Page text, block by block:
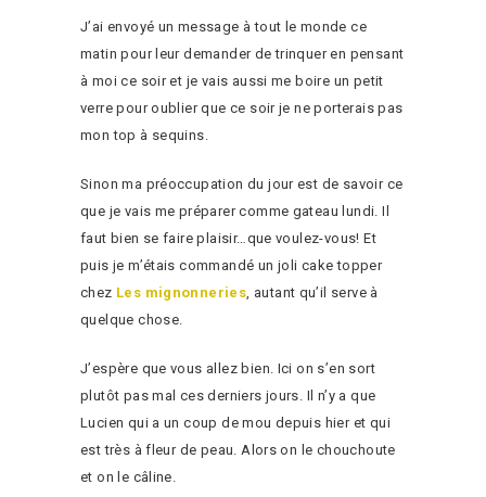
J’ai envoyé un message à tout le monde ce
matin pour leur demander de trinquer en pensant
à moi ce soir et je vais aussi me boire un petit
verre pour oublier que ce soir je ne porterais pas
mon top à sequins.
Sinon ma préoccupation du jour est de savoir ce
que je vais me préparer comme gateau lundi. Il
faut bien se faire plaisir…que voulez-vous! Et
puis je m’étais commandé un joli cake topper
chez Les mignonneries, autant qu’il serve à
quelque chose.
J’espère que vous allez bien. Ici on s’en sort
plutôt pas mal ces derniers jours. Il n’y a que
Lucien qui a un coup de mou depuis hier et qui
est très à fleur de peau. Alors on le chouchoute
et on le câline.